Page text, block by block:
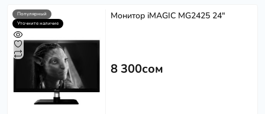
Популярный
Уточните наличие
Монитор iMAGIC MG2425 24"
8 300сом